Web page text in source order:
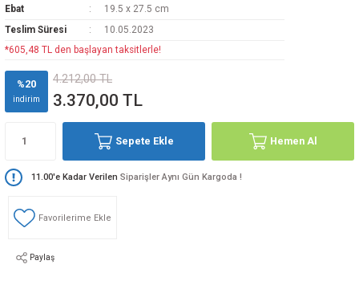
Ebat
19.5 x 27.5 cm
Teslim Süresi
10.05.2023
*605,48 TL den başlayan taksitlerle!
%20
indirim
4.212,00 TL
3.370,00 TL
Sepete Ekle Hemen Al
11.00'e Kadar Verilen Siparişler Aynı Gün Kargoda !
Paylaş